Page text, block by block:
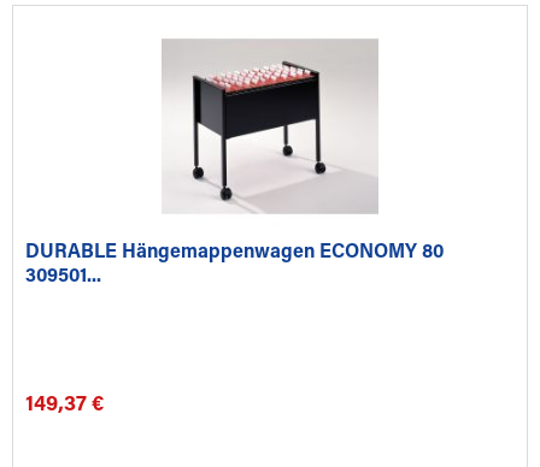
DURABLE Hängemappenwagen ECONOMY 80
309501...
149,37 €